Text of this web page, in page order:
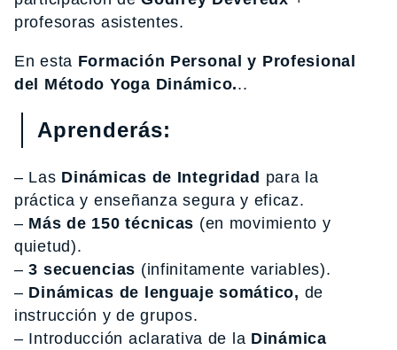
profesoras asistentes.
En esta Formación Personal y Profesional
del Método Yoga Dinámico...
Aprenderás:
– Las Dinámicas de Integridad para la
práctica y enseñanza segura y eficaz.
– Más de 150 técnicas (en movimiento y
quietud).
–3 secuencias (infinitamente variables).
– Dinámicas de lenguaje somático, de
instrucción y de grupos.
– Introducción aclarativa de la Dinámica